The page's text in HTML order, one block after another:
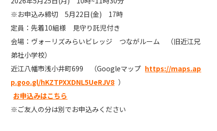
※お申込み締切 5月22日(金) 17時
定員：先着10組様 見守り託児付き
会場：ヴォーリズみらいビレッジ つながルーム （旧近江兄
弟社小学校）
近江八幡市浅小井町699 （Googleマップ https://maps.ap
p.goo.gl/hKZTPXXDNL5UeRJV8 ）
お申込みはこちら
※ご友人の分は別でお申込みください